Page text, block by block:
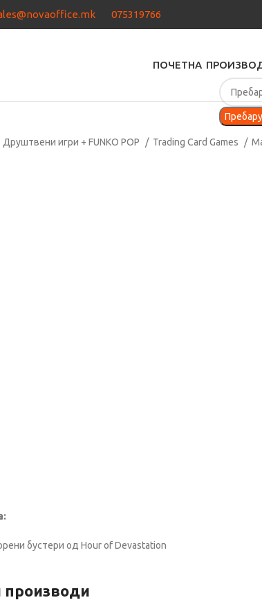
075319766
ПОЧЕТНА
Друштвени игри + FUNKO POP Trading Card Games
бустери од Hour of Devastation
производи